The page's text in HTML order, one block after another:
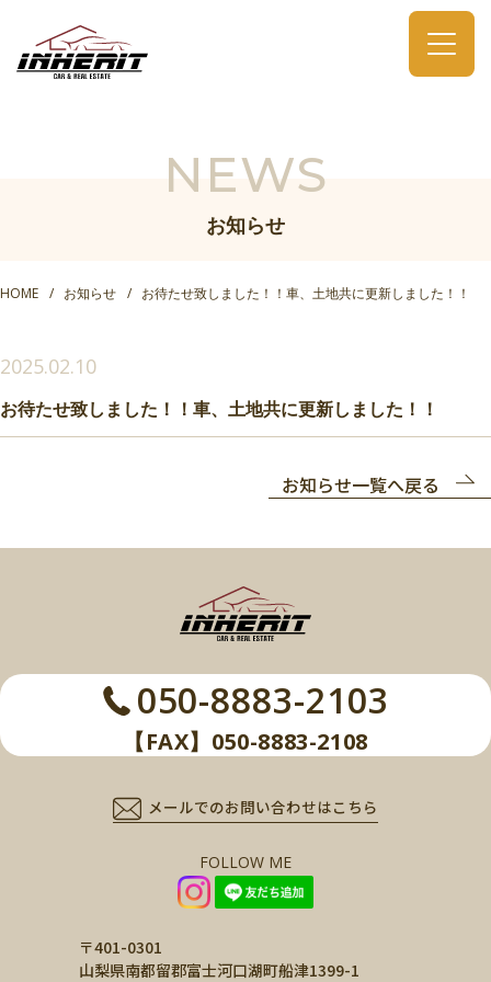
NEWS
お知らせ
HOME お知らせ お待たせ致しました！！車、土地共に更新しました！！
2025.02.10
お待たせ致しました！！車、土地共に更新しました！！
お知らせ一覧へ戻る
050-8883-2103
【FAX】050-8883-2108
メールでのお問い合わせはこちら
FOLLOW ME
〒401-0301
山梨県南都留郡富士河口湖町船津1399-1